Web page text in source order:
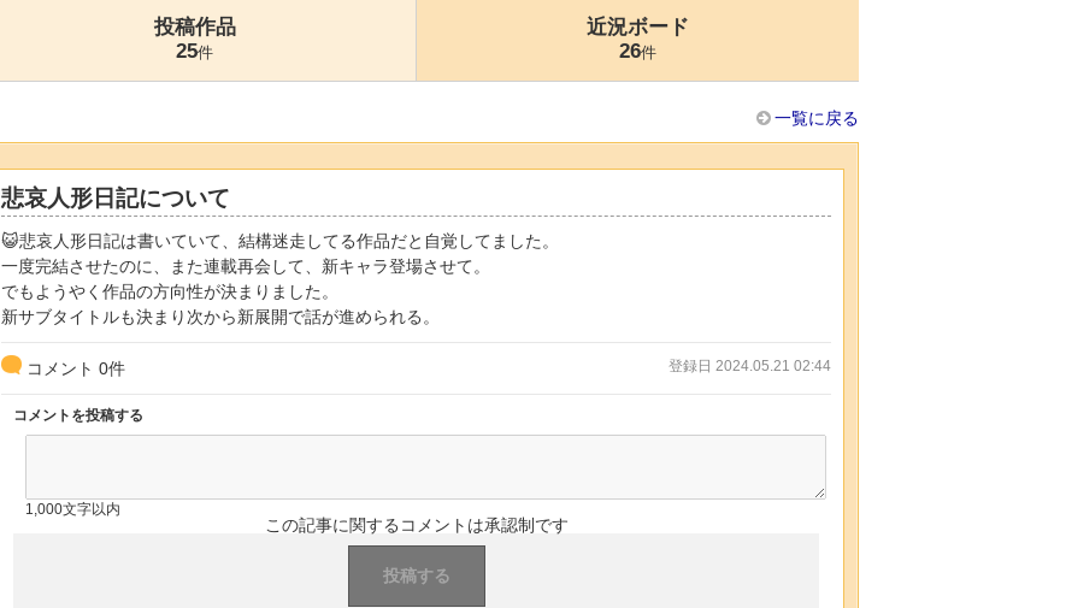
投稿作品
25件
近況ボード
26件
一覧に戻る
悲哀人形日記について
😺悲哀人形日記は書いていて、結構迷走してる作品だと自覚してました。
一度完結させたのに、また連載再会して、新キャラ登場させて。
でもようやく作品の方向性が決まりました。
新サブタイトルも決まり次から新展開で話が進められる。
コメント 0件 登録日 2024.05.21 02:44
コメントを投稿する
1,000文字以内
この記事に関するコメントは承認制です